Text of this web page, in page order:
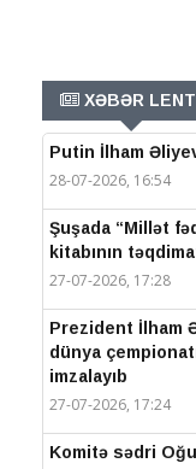
XƏBƏR
Putin İlham
28-07-2026, 16:54
Şuşada “Millət
kitabının
27-07-2026, 17:28
Prezident İlham
dünya
imzalayıb
27-07-2026, 17:24
Komitə sədri